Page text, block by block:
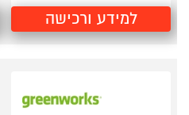
למידע ורכישה